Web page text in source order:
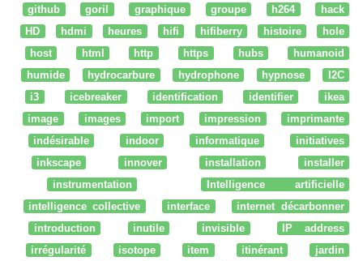
github
goril graphique groupe h264
hack
HD
hdmi heures hifi hifiberry histoire
hole
host
html http https hubs
humanoid
humide
hydrocarbure hydrophone hypnose
I2C
i3
icebreaker identification identifier
ikea
image
images import impression
imprimante
indésirable
indoor informatique
initiatives
inkscape
innover installation
installer
instrumentation
Intelligence artificielle
intelligence collective
interface
internet décarbonner
introduction
inutile invisible
IP address
irrégularité
isotope item itinérant
jardin